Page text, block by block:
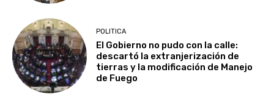
POLITICA
El Gobierno no pudo con la calle:
descartó la extranjerización de
tierras y la modificación de Manejo
de Fuego